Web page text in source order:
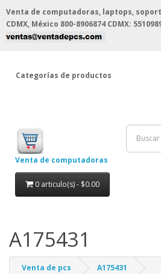
Venta de computadoras, laptops,
CDMX, México 800-8906874 CDMX:
Categorías de productos
Venta de computadoras
0 articulo(s) - $0.00
A175431
Venta de pcs A175431